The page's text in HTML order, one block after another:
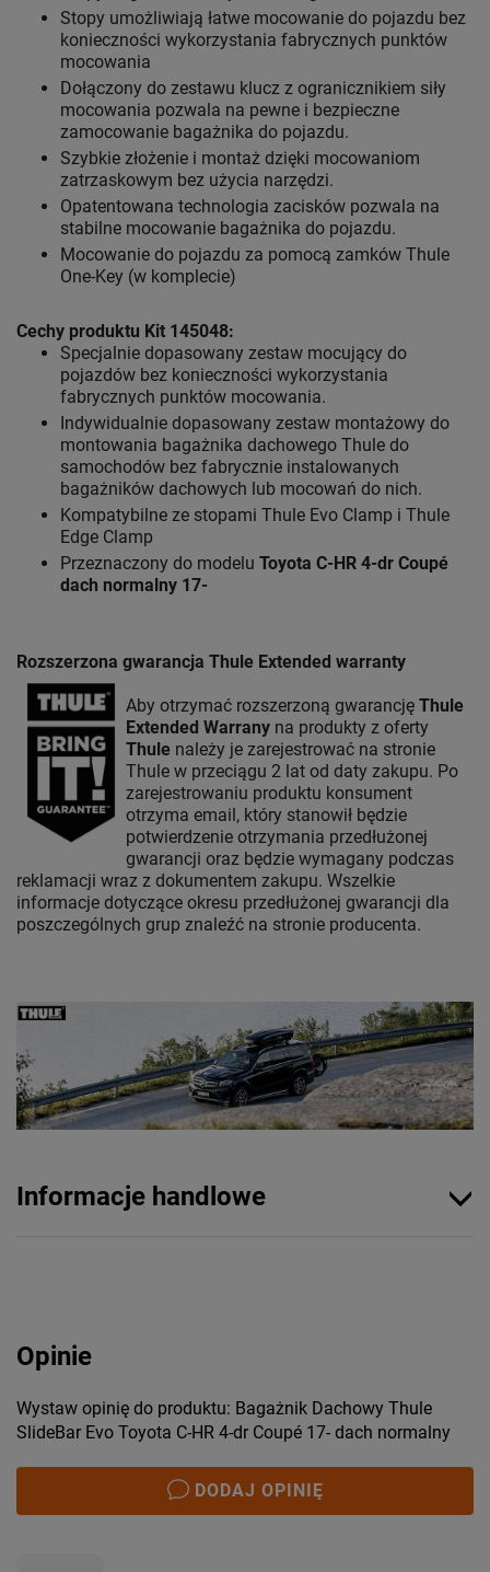
Stopy umożliwiają łatwe mocowanie do pojazdu bez
konieczności wykorzystania fabrycznych punktów
mocowania
Dołączony do zestawu klucz z ogranicznikiem siły
mocowania pozwala na pewne i bezpieczne
zamocowanie bagażnika do pojazdu.
Szybkie złożenie i montaż dzięki mocowaniom
zatrzaskowym bez użycia narzędzi.
Opatentowana technologia zacisków pozwala na
stabilne mocowanie bagażnika do pojazdu.
Mocowanie do pojazdu za pomocą zamków Thule
One-Key (w komplecie)
Cechy produktu Kit 145048:
Specjalnie dopasowany zestaw mocujący do
pojazdów bez konieczności wykorzystania
fabrycznych punktów mocowania.
Indywidualnie dopasowany zestaw montażowy do
montowania bagażnika dachowego Thule do
samochodów bez fabrycznie instalowanych
bagażników dachowych lub mocowań do nich.
Kompatybilne ze stopami Thule Evo Clamp i Thule
Edge Clamp
Przeznaczony do modelu Toyota C-HR 4-dr Coupé
dach normalny 17-
Rozszerzona gwarancja Thule Extended warranty
Aby otrzymać rozszerzoną gwarancję Thule
Extended Warrany na produkty z oferty
Thule należy je zarejestrować na stronie
Thule w przeciągu 2 lat od daty zakupu. Po
zarejestrowaniu produktu konsument
otrzyma email, który stanowił będzie
potwierdzenie otrzymania przedłużonej
gwarancji oraz będzie wymagany podczas
reklamacji wraz z dokumentem zakupu. Wszelkie
informacje dotyczące okresu przedłużonej gwarancji dla
poszczególnych grup znaleźć na stronie producenta.
Informacje handlowe
Opinie
Wystaw opinię do produktu: Bagażnik Dachowy Thule
SlideBar Evo Toyota C-HR 4-dr Coupé 17- dach normalny
DODAJ OPINIĘ